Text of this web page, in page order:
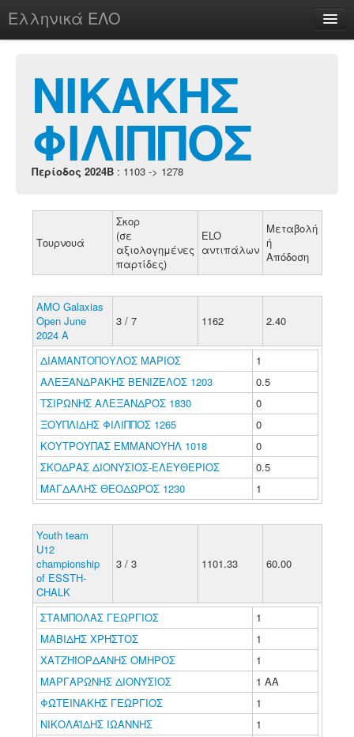
Ελληνικά ΕΛΟ
chesstu.be @ discord
Login
ΝΙΚΑΚΗΣ
ΦΙΛΙΠΠΟΣ
Περίοδος 2024B : 1103 -> 1278
Τουρνουά
Σκορ
(σε
αξιολογημένες
παρτίδες)
ELO
αντιπάλων
Μεταβολή
ή
Απόδοση
AMO Galaxias
Open June
2024 A
3 / 7 1162 2.40
ΔΙΑΜΑΝΤΟΠΟΥΛΟΣ ΜΑΡΙΟΣ
1
ΑΛΕΞΑΝΔΡΑΚΗΣ ΒΕΝΙΖΕΛΟΣ 1203
0.5
ΤΣΙΡΩΝΗΣ ΑΛΕΞΑΝΔΡΟΣ 1830
0
ΞΟΥΠΛΙΔΗΣ ΦΙΛΙΠΠΟΣ 1265
0
ΚΟΥΤΡΟΥΠΑΣ ΕΜΜΑΝΟΥΗΛ 1018
0
ΣΚΟΔΡΑΣ ΔΙΟΝΥΣΙΟΣ-ΕΛΕΥΘΕΡΙΟΣ
0.5
ΜΑΓΔΑΛΗΣ ΘΕΟΔΩΡΟΣ 1230
1
Youth team
U12
championship
of ESSTH-
CHALK
3 / 3 1101.33 60.00
ΣΤΑΜΠΟΛΑΣ ΓΕΩΡΓΙΟΣ
1
ΜΑΒΙΔΗΣ ΧΡΗΣΤΟΣ
1
ΧΑΤΖΗΪΟΡΔΑΝΗΣ ΟΜΗΡΟΣ
1
ΜΑΡΓΑΡΩΝΗΣ ΔΙΟΝΥΣΙΟΣ
1 ΑΑ
ΦΩΤΕΙΝΑΚΗΣ ΓΕΩΡΓΙΟΣ
1
ΝΙΚΟΛΑΪΔΗΣ ΙΩΑΝΝΗΣ
1